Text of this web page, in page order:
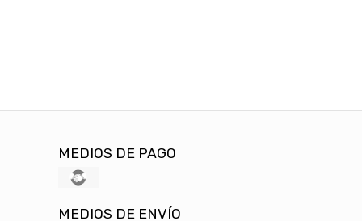
MEDIOS DE PAGO
MEDIOS DE ENVÍO